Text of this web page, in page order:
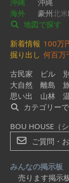
沖縄
沖縄
海外
豪州北米
地図で探す
新着情報 100万
掘り出し 何百万
古民家
ビル
大自然
離島
思い出
山林
カテゴリー
BOU HOUSE（
ご質問・
みんなの掲示板
売ります掲示